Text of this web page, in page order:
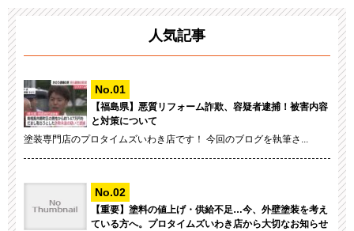
人気記事
【福島県】悪質リフォーム詐欺、容疑者逮捕！被害内容
と対策について
塗装専門店のプロタイムズいわき店です！ 今回のブログを執筆さ...
【重要】塗料の値上げ・供給不足…今、外壁塗装を考え
ている方へ。プロタイムズいわき店から大切なお知らせ